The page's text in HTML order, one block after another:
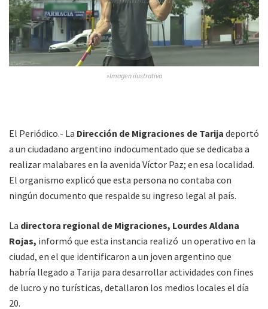
»Imagen ilustrativa
El Periódico.- La Dirección de Migraciones de Tarija deportó
a un ciudadano argentino indocumentado que se dedicaba a
realizar malabares en la avenida Víctor Paz; en esa localidad.
El organismo explicó que esta persona no contaba con
ningún documento que respalde su ingreso legal al país.
La directora regional de Migraciones, Lourdes Aldana
Rojas, informó que esta instancia realizó un operativo en la
ciudad, en el que identificaron a un joven argentino que
habría llegado a Tarija para desarrollar actividades con fines
de lucro y no turísticas, detallaron los medios locales el día
20.